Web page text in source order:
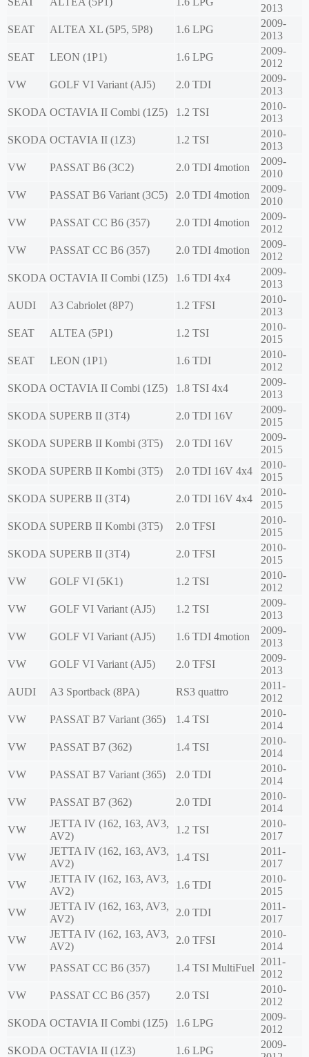
2013
SEAT
ALTEA XL (5P5, 5P8) 1.6 LPG
2009-
2013
SEAT
LEON (1P1) 1.6 LPG
2009-
2012
VW
GOLF VI Variant (AJ5) 2.0 TDI
2009-
2013
SKODA OCTAVIA II Combi (1Z5) 1.2 TSI
2010-
2013
SKODA OCTAVIA II (1Z3) 1.2 TSI
2010-
2013
VW
PASSAT B6 (3C2) 2.0 TDI 4motion
2009-
2010
VW
PASSAT B6 Variant (3C5) 2.0 TDI 4motion
2009-
2010
VW
PASSAT CC B6 (357) 2.0 TDI 4motion
2009-
2012
VW
PASSAT CC B6 (357) 2.0 TDI 4motion
2009-
2012
SKODA OCTAVIA II Combi (1Z5) 1.6 TDI 4x4
2009-
2013
AUDI
A3 Cabriolet (8P7) 1.2 TFSI
2010-
2013
SEAT
ALTEA (5P1) 1.2 TSI
2010-
2015
SEAT
LEON (1P1) 1.6 TDI
2010-
2012
SKODA OCTAVIA II Combi (1Z5) 1.8 TSI 4x4
2009-
2013
SKODA SUPERB II (3T4) 2.0 TDI 16V
2009-
2015
SKODA SUPERB II Kombi (3T5) 2.0 TDI 16V
2009-
2015
SKODA SUPERB II Kombi (3T5) 2.0 TDI 16V 4x4
2010-
2015
SKODA SUPERB II (3T4) 2.0 TDI 16V 4x4
2010-
2015
SKODA SUPERB II Kombi (3T5) 2.0 TFSI
2010-
2015
SKODA SUPERB II (3T4) 2.0 TFSI
2010-
2015
VW
GOLF VI (5K1) 1.2 TSI
2010-
2012
VW
GOLF VI Variant (AJ5) 1.2 TSI
2009-
2013
VW
GOLF VI Variant (AJ5) 1.6 TDI 4motion
2009-
2013
VW
GOLF VI Variant (AJ5) 2.0 TFSI
2009-
2013
AUDI
A3 Sportback (8PA) RS3 quattro
2011-
2012
VW
PASSAT B7 Variant (365) 1.4 TSI
2010-
2014
VW
PASSAT B7 (362) 1.4 TSI
2010-
2014
VW
PASSAT B7 Variant (365) 2.0 TDI
2010-
2014
VW
PASSAT B7 (362) 2.0 TDI
2010-
2014
VW
JETTA IV (162, 163, AV3,
AV2)
1.2 TSI
2010-
2017
VW
JETTA IV (162, 163, AV3,
AV2)
1.4 TSI
2011-
2017
VW
JETTA IV (162, 163, AV3,
AV2)
1.6 TDI
2010-
2015
VW
JETTA IV (162, 163, AV3,
AV2)
2.0 TDI
2011-
2017
VW
JETTA IV (162, 163, AV3,
AV2)
2.0 TFSI
2010-
2014
VW
PASSAT CC B6 (357) 1.4 TSI MultiFuel
2011-
2012
VW
PASSAT CC B6 (357) 2.0 TSI
2010-
2012
SKODA OCTAVIA II Combi (1Z5) 1.6 LPG
2009-
2012
SKODA OCTAVIA II (1Z3) 1.6 LPG
2009-